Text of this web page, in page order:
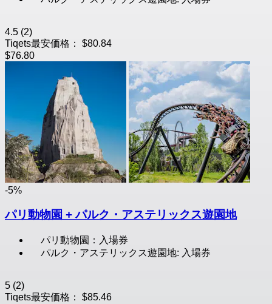
4.5 (2)
Tiqets最安価格：
$80.84
$76.80
-5%
パリ動物園 + パルク・アステリックス遊園地
パリ動物園：入場券
パルク・アステリックス遊園地: 入場券
5 (2)
Tiqets最安価格：
$85.46